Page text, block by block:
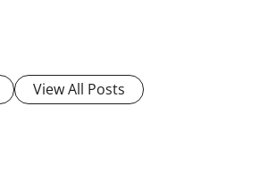
View All Posts